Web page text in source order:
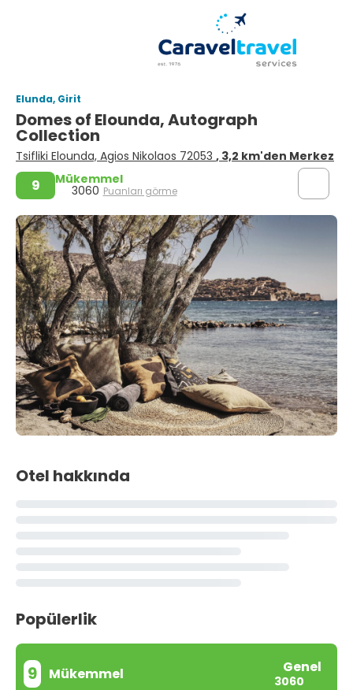
Elunda, Girit
Domes of Elounda, Autograph
Collection
Tsifliki Elounda, Agios Nikolaos 72053 , 3,2 km'den Merkez
9 Mükemmel
3060 Puanları görme
Otel hakkında
Popülerlik
9 Mükemmel Genel
3060